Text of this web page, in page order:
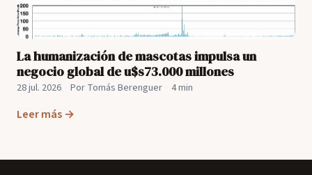
La humanización de mascotas impulsa un
negocio global de u$s73.000 millones
28 jul. 2026 Por Tomás Berenguer 4 min
Leer más →